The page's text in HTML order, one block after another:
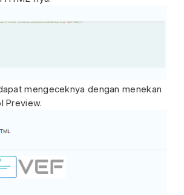
mengeceknya dengan menekan
Preview.